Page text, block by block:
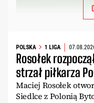
POLSKA 1 LIGA
Rosołek
strzał piłkarza
Maciej Rosołek
Siedlce z Polonią